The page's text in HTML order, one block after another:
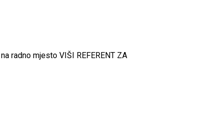
radno mjesto VIŠI REFERENT ZA